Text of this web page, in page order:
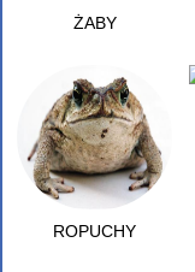
ŻABY
ROPUCHY